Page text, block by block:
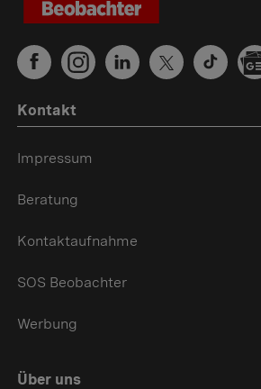
Kontakt
Impressum
Beratung
Kontaktaufnahme
SOS Beobachter
Werbung
Über uns